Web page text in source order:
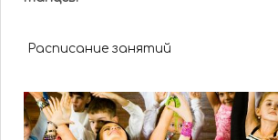
Расписание занятий